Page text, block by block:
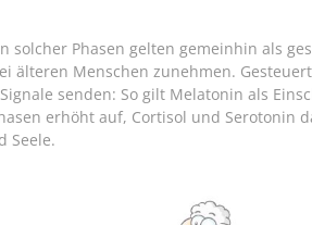
solcher Phasen gelten gemeinhin als
älteren Menschen zunehmen.
senden: So gilt Melatonin als
erhöht auf, Cortisol und Serotonin
Seele.